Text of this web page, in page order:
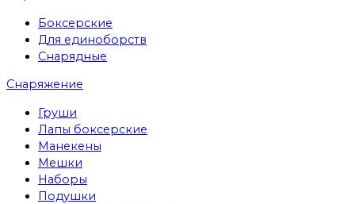
Боксерские
Для единоборств
Снарядные
Снаряжение
Груши
Лапы боксерские
Манекены
Мешки
Наборы
Подушки